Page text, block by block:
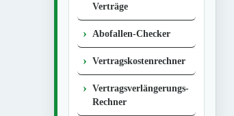
Verträge
Abofallen-Checker
Vertragskostenrechner
Vertragsverlängerungs-
Rechner